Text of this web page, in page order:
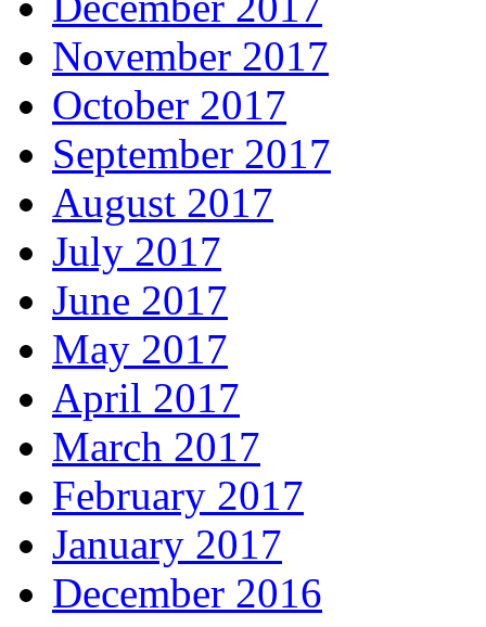
November 2017
October 2017
September 2017
August 2017
July 2017
June 2017
May 2017
April 2017
March 2017
February 2017
January 2017
December 2016